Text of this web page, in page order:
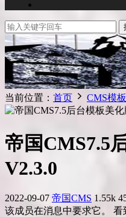
当前位置： 首页 CMS模板
帝国CMS7.5
V2.3.0
2022-09-07 帝国CMS 1.55k
该成员在消息中要求它。